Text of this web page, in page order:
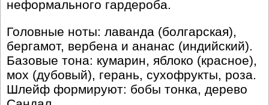
неформального гардероба.
Головные ноты: лаванда (болгарская),
бергамот, вербена и ананас (индийский).
Базовые тона: кумарин, яблоко (красное),
мох (дубовый), герань, сухофрукты, роза.
Шлейф формируют: бобы тонка, дерево